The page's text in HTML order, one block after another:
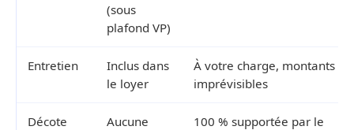
(sous
plafond VP)
Entretien
Inclus dans
le loyer
À votre charge, montants
imprévisibles
Décote
Aucune
100 % supportée par le